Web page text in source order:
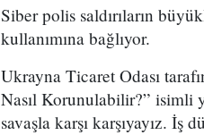
Siber polis saldırıların
kullanımına bağlıyor.
Ukrayna Ticaret Odası
Nasıl Korunulabilir?” isimli
savaşla karşı karşıyayız. İş